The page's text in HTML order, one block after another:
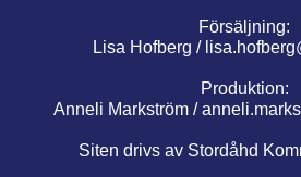
Försäljning:
Lisa Hofberg /
Produktion:
Anneli Markström /
Siten drivs av Stordåhd